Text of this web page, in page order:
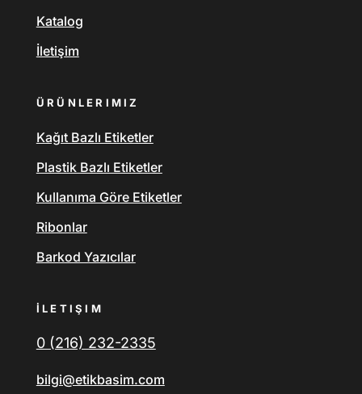
Katalog
İletişim
ÜRÜNLERIMIZ
Kağıt Bazlı Etiketler
Plastik Bazlı Etiketler
Kullanıma Göre Etiketler
Ribonlar
Barkod Yazıcılar
İLETIŞIM
0 (216) 232-2335
bilgi@etikbasim.com